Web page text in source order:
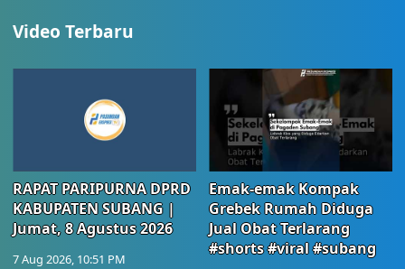
Video Terbaru
RAPAT PARIPURNA DPRD
KABUPATEN SUBANG |
Jumat, 8 Agustus 2026
7 Aug 2026, 10:51 PM
Emak-emak Kompak
Grebek Rumah Diduga
Jual Obat Terlarang
#shorts #viral #subang